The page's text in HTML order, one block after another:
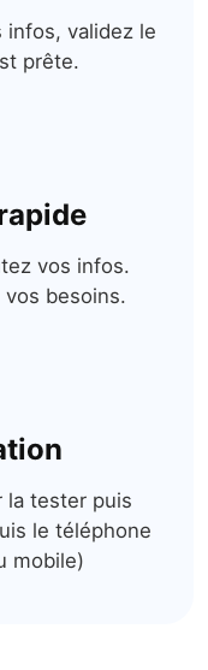
infos, validez le
prête.
vos infos.
besoins.
la tester puis
le téléphone
mobile)